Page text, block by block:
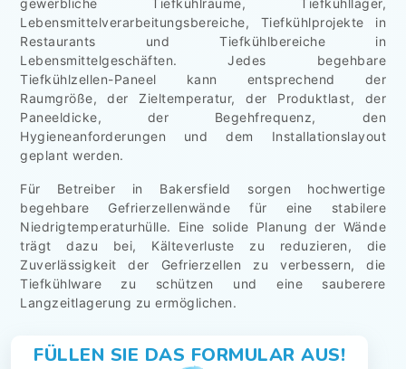
Lebensmittelverarbeitungsbereiche, Tiefkühlprojekte in
Restaurants und Tiefkühlbereiche in
Lebensmittelgeschäften. Jedes begehbare
Tiefkühlzellen-Paneel kann entsprechend der
Raumgröße, der Zieltemperatur, der Produktlast, der
Paneeldicke, der Begehfrequenz, den
Hygieneanforderungen und dem Installationslayout
geplant werden.
Für Betreiber in Bakersfield sorgen hochwertige
begehbare Gefrierzellenwände für eine stabilere
Niedrigtemperaturhülle. Eine solide Planung der Wände
trägt dazu bei, Kälteverluste zu reduzieren, die
Zuverlässigkeit der Gefrierzellen zu verbessern, die
Tiefkühlware zu schützen und eine sauberere
Langzeitlagerung zu ermöglichen.
FÜLLEN SIE DAS FORMULAR AUS!